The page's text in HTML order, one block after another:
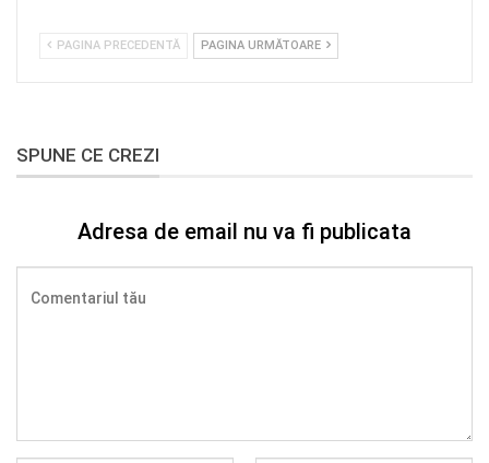
PAGINA PRECEDENTĂ PAGINA URMĂTOARE
SPUNE CE CREZI
Adresa de email nu va fi publicata